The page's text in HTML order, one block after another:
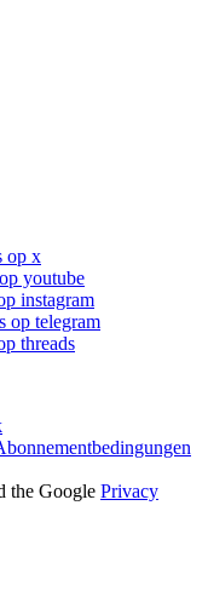
op x
youtube
instagram
op telegram
threads
the Google Privacy